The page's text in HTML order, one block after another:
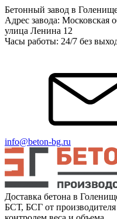
Бетонный завод в
Адрес завода: Московская
улица Ленина 12
Часы работы: 24/7 без
info@beton-bg.ru
Доставка бетона в
БСТ, БСГ от